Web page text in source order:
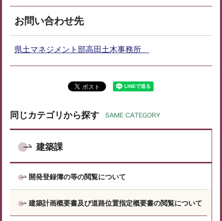
お問い合わせ先
県土マネジメント部高田土木事務所
同じカテゴリから探す
建築課
開発登録簿の等の閲覧について
建築計画概要書及び道路位置指定概要書の閲覧について